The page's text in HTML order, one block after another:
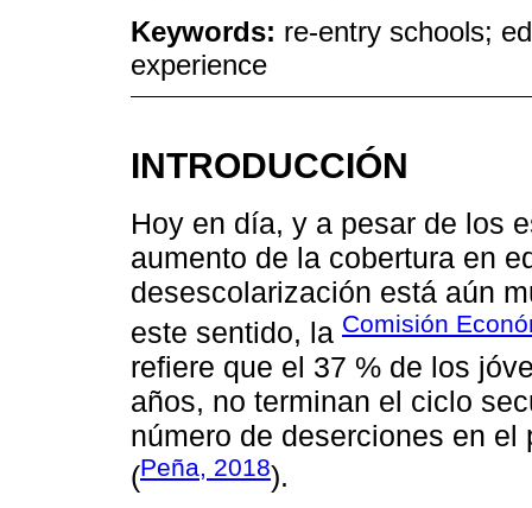
Keywords: re-entry schools;
experience
INTRODUCCIÓN
Hoy en día, y a pesar de los
aumento de la cobertura en
desescolarización está aún
este sentido, la Comisión
refiere que el 37 % de los
años, no terminan el ciclo
número de deserciones en
(Peña, 2018).